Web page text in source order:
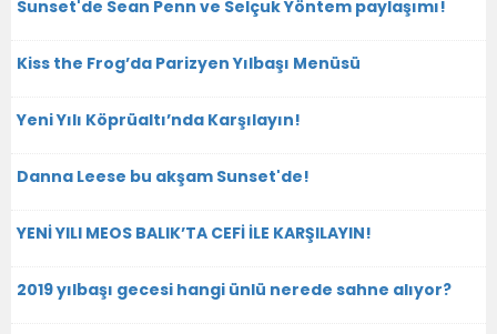
Sunset'de Sean Penn ve Selçuk Yöntem paylaşımı!
Kiss the Frog’da Parizyen Yılbaşı Menüsü
Yeni Yılı Köprüaltı’nda Karşılayın!
Danna Leese bu akşam Sunset'de!
YENİ YILI MEOS BALIK’TA CEFİ İLE KARŞILAYIN!
2019 yılbaşı gecesi hangi ünlü nerede sahne alıyor?